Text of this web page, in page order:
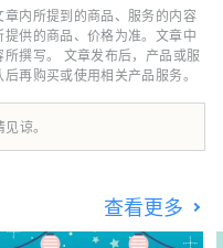
泉的温泉，以及使用精心
日本三大和牛品牌之一的
的京都风格怀石料理。
钟的火车车程，但这座
脉所环绕，让您可以感受
化。
内所提到的商品、服务的内容
供的商品、价格为准。文章中
撰写。 文章发布后，产品或服
再购买或使用相关产品服务。
谅。
查看更多